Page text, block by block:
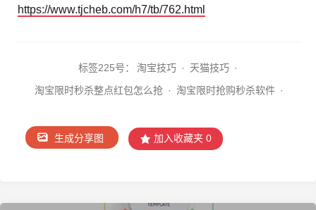
https://www.tjcheb.com/h7/tb/762.html
标签225号： 淘宝技巧 · 天猫技巧 ·
淘宝限时秒杀整点红包怎么抢 · 淘宝限时抢购秒杀软件 ·
生成分享图 加入收藏夹 0